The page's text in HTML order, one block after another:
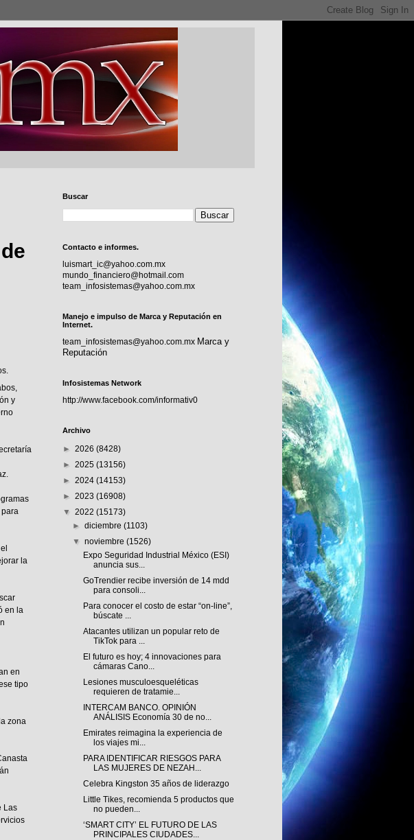
y
la
en la
en
tipo
zona
Las
Buscar
Contacto e informes.
luismart_ic@yahoo.com.mx
mundo_financiero@hotmail.com
team_infosistemas@yahoo.com.mx
Manejo e impulso de Marca y Reputación en
Internet.
team_infosistemas@yahoo.com.mx Marca y
Reputación
Infosistemas Network
http://www.facebook.com/informativ0
Archivo
► 2026 (8428)
► 2025 (13156)
► 2024 (14153)
► 2023 (16908)
▼ 2022 (15173)
►diciembre(1103)
▼noviembre(1526)
Expo Seguridad Industrial México (ESI)
anuncia sus...
GoTrendier recibe inversión de 14 mdd
para consoli...
Para conocer el costo de estar “on-line”,
búscate ...
Atacantes utilizan un popular reto de
TikTok para ...
El futuro es hoy; 4 innovaciones para
cámaras Cano...
Lesiones musculoesqueléticas
requieren de tratamie...
INTERCAM BANCO. OPINIÓN
ANÁLISIS Economía 30 de no...
Emirates reimagina la experiencia de
los viajes mi...
PARA IDENTIFICAR RIESGOS PARA
LAS MUJERES DE NEZAH...
Celebra Kingston 35 años de liderazgo
Little Tikes, recomienda 5 productos que
no pueden...
‘SMART CITY’ EL FUTURO DE LAS
PRINCIPALES CIUDADES...